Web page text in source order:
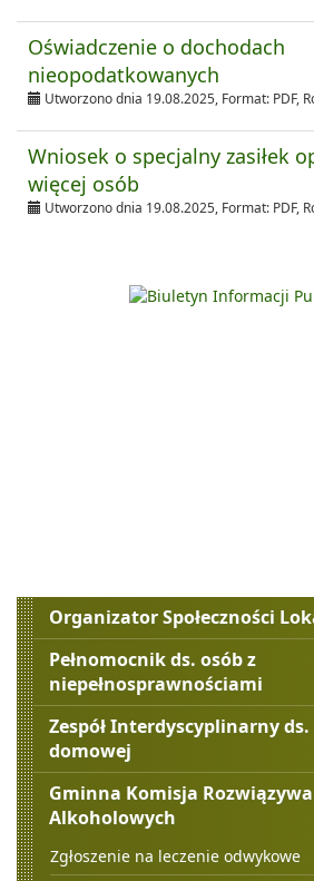
Oświadczenie o dochodach
nieopodatkowanych
Utworzono dnia 19.08.2025, Format: PDF,
Wniosek o specjalny zasiłek
więcej osób
Utworzono dnia 19.08.2025, Format: PDF,
Menu
boczne
Organizator Społeczności
Pełnomocnik ds. osób z
niepełnosprawnościami
Zespół Interdyscyplinarny
domowej
Gminna Komisja
Alkoholowych
Zgłoszenie na leczenie odwykowe